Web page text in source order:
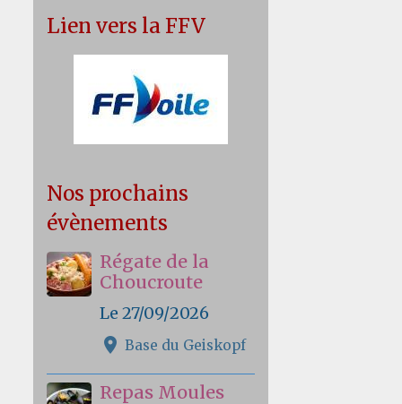
Lien vers la FFV
Nos prochains
évènements
Régate de la
Choucroute
Le 27/09/2026
Base du Geiskopf
Repas Moules